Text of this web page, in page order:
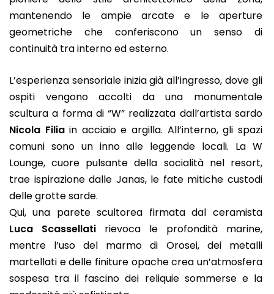
mantenendo le ampie arcate e le aperture
geometriche che conferiscono un senso di
continuità tra interno ed esterno.
L’esperienza sensoriale inizia già all’ingresso, dove gli
ospiti vengono accolti da una monumentale
scultura a forma di “W” realizzata dall’artista sardo
Nicola Filiain acciaio e argilla. All’interno, gli spazi
comuni sono un inno alle leggende locali. La W
Lounge, cuore pulsante della socialità nel resort,
trae ispirazione dalle Janas, le fate mitiche custodi
delle grotte sarde.
Qui, una parete scultorea firmata dal ceramista
Luca Scassellatirievoca le profondità marine,
mentre l’uso del marmo di Orosei, dei metalli
martellati e delle finiture opache crea un’atmosfera
sospesa tra il fascino dei reliquie sommerse e la